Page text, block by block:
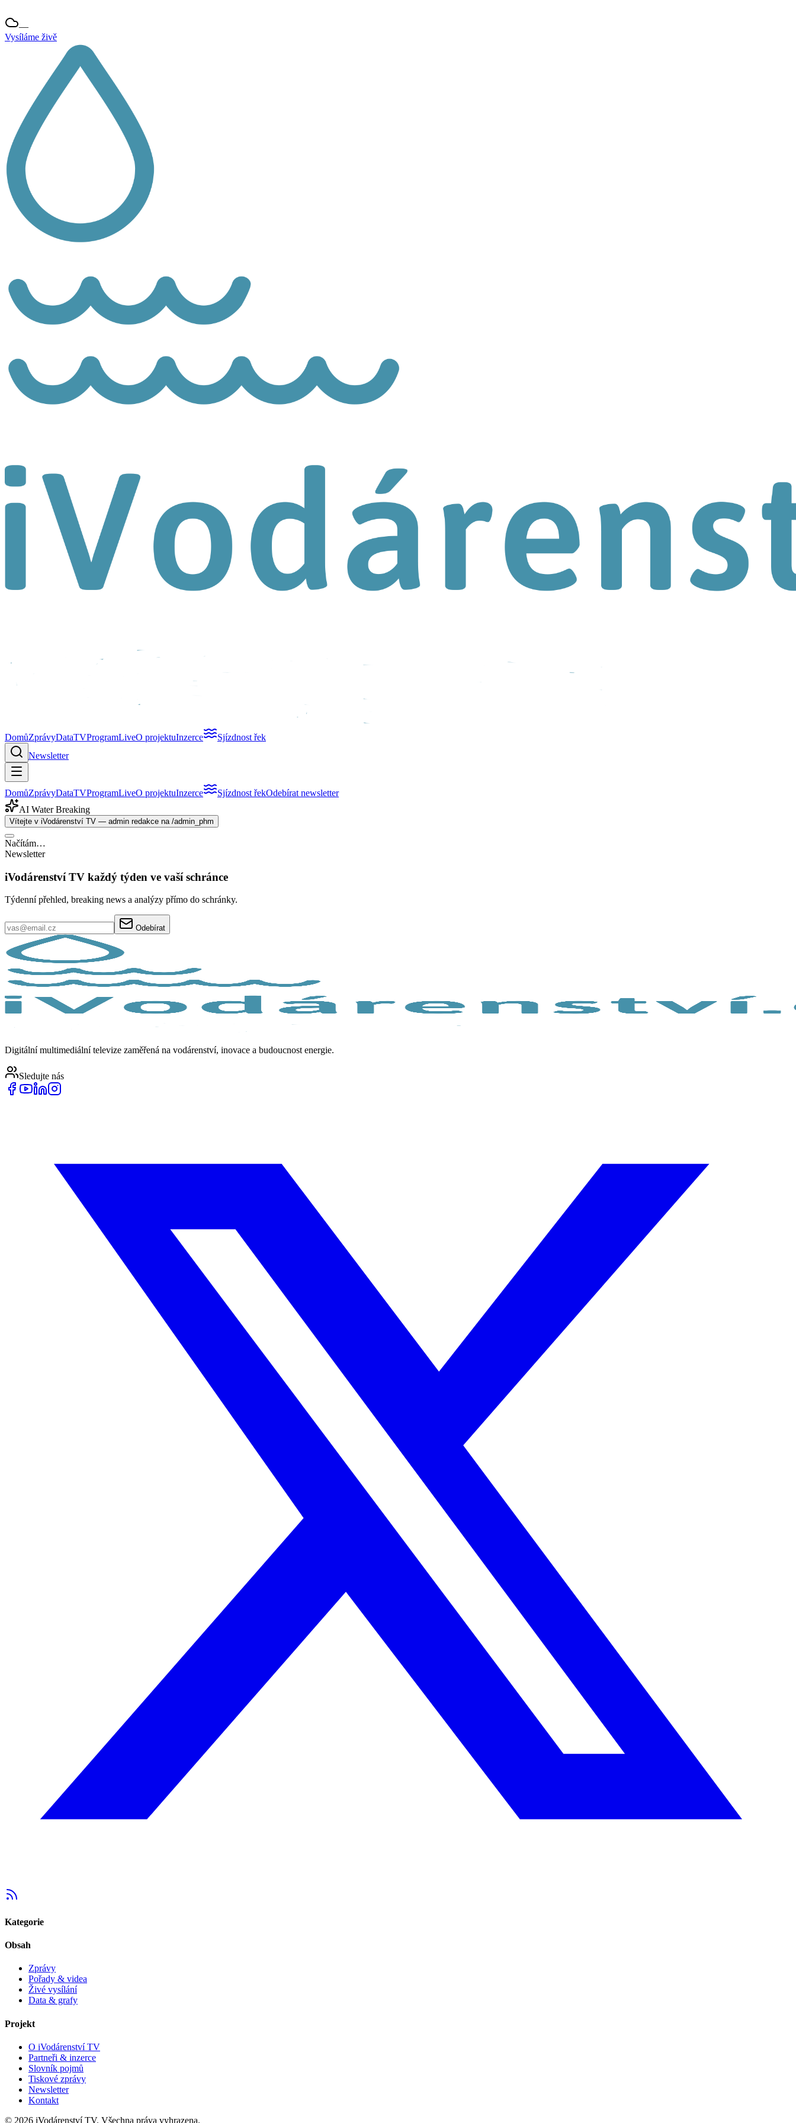
—
Vysíláme živě
DomůZprávyDataTVProgramLiveO projektuInzerce
Sjízdnost řek
Newsletter
DomůZprávyDataTVProgramLiveO projektuInzerce Sjízdnost řekOdebírat newsletter
AI Water Breaking
Vítejte v iVodárenství TV — admin redakce na /admin_phm
Načítám…
Newsletter
iVodárenství TV každý týden ve vaší schránce
Týdenní přehled, breaking news a analýzy přímo do schránky.
Odebírat
Digitální multimediální televize zaměřená na vodárenství, inovace a budoucnost energie.
Sledujte nás
Kategorie
Obsah
Zprávy
Pořady & videa
Živé vysílání
Data & grafy
Projekt
O iVodárenství TV
Partneři & inzerce
Slovník pojmů
Tiskové zprávy
Newsletter
Kontakt
© 2026 iVodárenství TV. Všechna práva vyhrazena.